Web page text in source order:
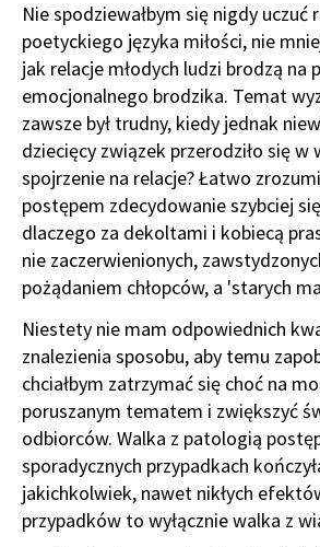
Nie spodziewałbym się nigdy uczuć
poetyckiego języka miłości, nie
jak relacje młodych ludzi brodzą na
emocjonalnego brodzika. Temat
zawsze był trudny, kiedy jednak
dziecięcy związek przerodziło się w
spojrzenie na relacje? Łatwo
postępem zdecydowanie szybciej
dlaczego za dekoltami i kobiecą
nie zaczerwienionych,
pożądaniem chłopców, a 'starych
Niestety nie mam odpowiednich
znalezienia sposobu, aby temu
chciałbym zatrzymać się choć na
poruszanym tematem i zwiększyć
odbiorców. Walka z patologią
sporadycznych przypadkach
jakichkolwiek, nawet nikłych
przypadków to wyłącznie walka z